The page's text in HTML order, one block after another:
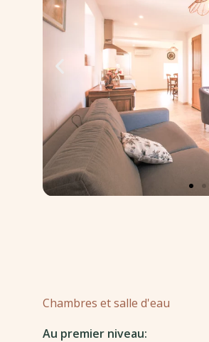
Chambres et salle d'eau
Au premier niveau: